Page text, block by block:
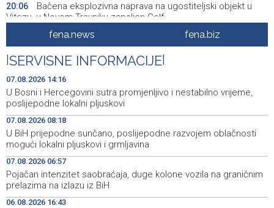
20:06
Bačena eksplozivna naprava na ugostiteljski objekt u
Vitezu, u Novom Travniku zapaljen Golf
Galerija ULUPUBiH otvara novu izlagačku sezonu,
predstavlja novi izlagački program
19:44 Faris Dževahirić novi nogometaš Veleža
19:21 Announcement of events for Saturday, 8 August 2026
19:10
Rudari Milanovića ubijedili da ode kući, Memčić se već
ponovo vratio u jamu 'Raspotočje'
19:03
Sarajevo Film Festival presents Kinoscope and
Kinoscope Surreal programs
19:00
fena.news fena.biz
SERVISNE INFORMACIJE
07.08.2026 14:16
U Bosni i Hercegovini sutra promjenljivo i nestabilno vrijeme,
poslijepodne lokalni pljuskovi
07.08.2026 08:18
U BiH prijepodne sunčano, poslijepodne razvojem oblačnosti
mogući lokalni pljuskovi i grmljavina
07.08.2026 06:57
Pojačan intenzitet saobraćaja, duge kolone vozila na graničnim
prelazima na izlazu iz BiH
06.08.2026 16:43